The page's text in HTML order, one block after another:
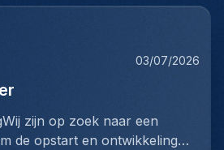
03/07/2026
zijn op zoek naar een
de opstart en ontwikkeling